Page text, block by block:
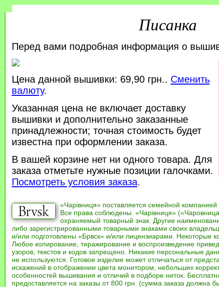
Писанка
Перед вами подробная информация о
Цена данной вышивки: 69,90 грн.. Сменить
валюту.
Указанная цена не включает доставку
вышивки и дополнительно заказанные
принадлежности; точная стоимость будет
известна при оформлении заказа.
В вашей корзине нет ни одного товара. Для
заказа отметьте нужные позиции галочками.
Посмотреть условия заказа.
«Чарівниця» поставляется семейной компанией
Все права соблюдены. «Чарівниця»
охраняемый товарный знак. Другие
либо зарегистрированными товарными знаками своих
и/или подготовлены «Брвск» и/или лицензиарами. Некоторые
Любое копирование, тиражирование и воспроизведение
узоров, текстов и кодов запрещено. Никакие персональные
не используются. Готовое изделие может отличаться от
искажений в отображении цвета монитором, небольших
особенностей вышивания и отличий в подборе ниток.
предоставляется на заказы от 800 грн. (сумма заказа должна